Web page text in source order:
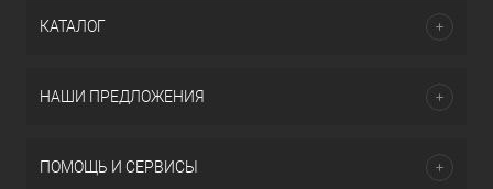
КАТАЛОГ
НАШИ ПРЕДЛОЖЕНИЯ
ПОМОЩЬ И СЕРВИСЫ